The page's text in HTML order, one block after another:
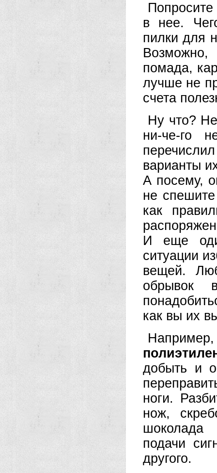
в нее.
пилки для
помада,
лучше не
счета
Ну что?
ни-че-го
варианты
А посему,
не
как
И еще
ситуации
вещей.
обрывок
как вы их
добыть и
ноги.
нож,
шоколада
подачи
другого.